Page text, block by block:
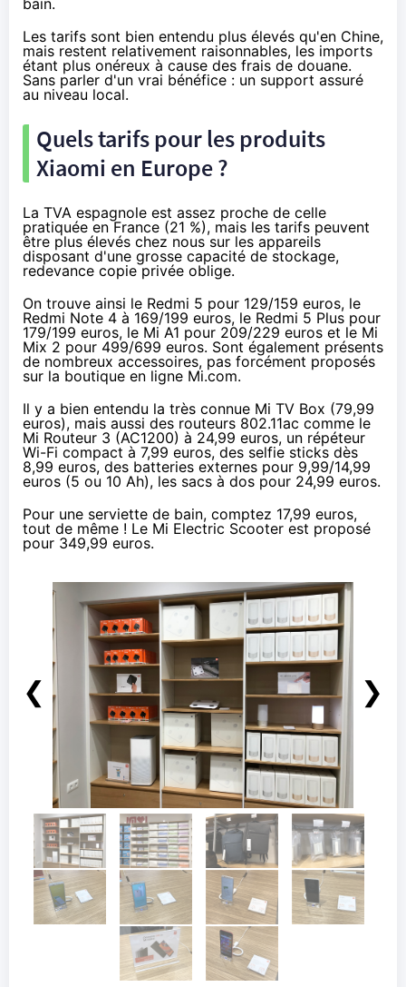
bain.
Les tarifs sont bien entendu plus élevés qu'en Chine,
mais restent relativement raisonnables, les imports
étant plus onéreux à cause des frais de douane.
Sans parler d'un vrai bénéfice : un support assuré
au niveau local.
Quels tarifs pour les produits
Xiaomi en Europe ?
La TVA espagnole est assez proche de celle
pratiquée en France (21 %), mais les tarifs peuvent
être plus élevés chez nous sur les appareils
disposant d'une grosse capacité de stockage,
redevance copie privée oblige.
On trouve ainsi le Redmi 5 pour 129/159 euros, le
Redmi Note 4 à 169/199 euros, le Redmi 5 Plus pour
179/199 euros, le Mi A1 pour 209/229 euros et le Mi
Mix 2 pour 499/699 euros. Sont également présents
de nombreux accessoires, pas forcément proposés
sur la boutique en ligne Mi.com.
Il y a bien entendu la très connue Mi TV Box (79,99
euros), mais aussi des routeurs 802.11ac comme le
Mi Routeur 3 (AC1200) à 24,99 euros, un répéteur
Wi-Fi compact à 7,99 euros, des selfie sticks dès
8,99 euros, des batteries externes pour 9,99/14,99
euros (5 ou 10 Ah), les sacs à dos pour 24,99 euros.
Pour une serviette de bain, comptez 17,99 euros,
tout de même ! Le Mi Electric Scooter est proposé
pour 349,99 euros.
❮ ❯